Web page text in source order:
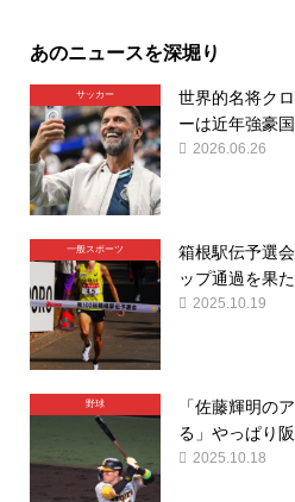
あのニュースを深堀り
サッカー
世界的名将ク
ーは近年強豪
2026.06.26
一般スポーツ
箱根駅伝予選
ップ通過を果
2025.10.19
野球
「佐藤輝明の
る」やっぱり
2025.10.18